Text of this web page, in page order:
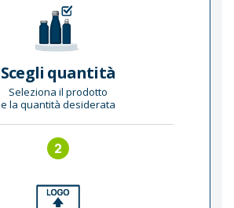
Scegli quantità
Seleziona il prodotto
e la quantità desiderata
2